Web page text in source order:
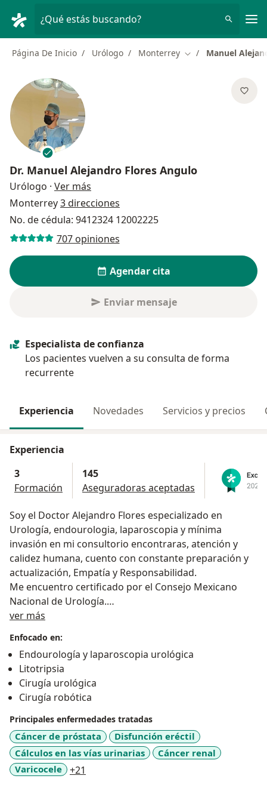
¿Qué estás buscando?
Página De Inicio Urólogo Monterrey Cambiar de ciudad
Manuel
Dr. Manuel Alejandro Flores Angulo
Urólogo · Ver más
Monterrey3 direcciones
No. de cédula: 9412324 12002225
707 opiniones
Agendar cita
Enviar mensaje
Especialista de confianza
Los pacientes vuelven a su consulta de forma
recurrente
Experiencia Novedades Servicios y precios
Experiencia
3
Formación
145
Aseguradoras aceptadas
Soy el Doctor Alejandro Flores especializado en
Urología, endourologia, laparoscopia y mínima
invasión en mi consultorio encontraras, atención y
calidez humana, cuento con constante preparación y
actualización, Empatía y Responsabilidad.
Me encuentro certificado por el Consejo Mexicano
Nacional de Urología.
Dentro de mi campo clinico brindo atención a
*prostata aumentada de tamaño o agrandada, es una
de las enfermedades mas comunes que deben ser
atendidas a tiempo.
* litiasis renal o conocidas como piedras en los
riñones o vias urinarias, las cuales se pueden eliminar
con los mejores equipos que existen para su
tratamiento cirugia lasser.
* Tumor en prostata, testiculos, vejiga riñon.
* Enfermedades de transmision sexual tales como
virus de papiloma humano, verrugas genitales, asi
ver más
Enfocado en:
Endourología y laparoscopia urológica
Litotripsia
Cirugía urológica
Cirugía robótica
Principales enfermedades tratadas
Cáncer de próstata
Disfunción eréctil
Cálculos en las vías urinarias
Cáncer renal
Varicocele
+21